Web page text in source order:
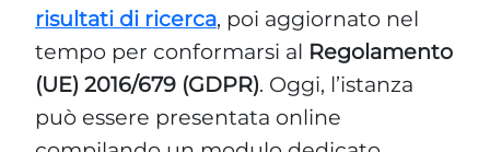
risultati di ricerca, poi aggiornato nel
tempo per conformarsi al Regolamento
(UE) 2016/679 (GDPR). Oggi, l’istanza
può essere presentata online